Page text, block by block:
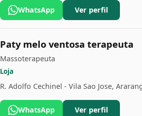
WhatsApp Ver perfil
Paty melo ventosa terapeuta
Massoterapeuta
Loja
R. Adolfo Cechinel - Vila Sao Jose,
WhatsApp Ver perfil